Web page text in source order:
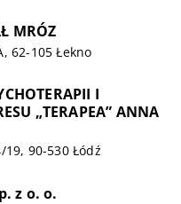
MRÓZ
62-105 Łekno
I
„TERAPEA” ANNA
90-530 Łódź
z o. o.